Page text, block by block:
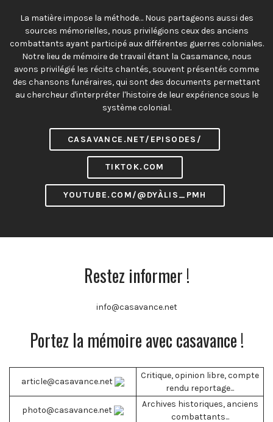
La matière impose la méthode… Nous partageons aussi des
sources mémorielles, nous privilégions ceux des anciens
combattants ayant participé aux différentes guerres coloniales.
Notre lieu de mémoire de travail étant la Casamance, nous
avons privilégié les récits chantés, souvent présentés comme
des chansons funéraires, qui sont des documents permettant
au chercheur d'interpréter l'histoire de leur expérience sous le
système colonial.
CASAVANCE.NET/EPISODES/
TIKTOK.COM
YOUTUBE.COM/@DYÀLIS_PMH
Restez informer !
info@casavance.net
Portez la mémoire avec casavance !
article@casavance.net
Critique, opinion libre, compte
rendu reportage...
photo@casavance.net
Archives historiques, anciens
combattants...